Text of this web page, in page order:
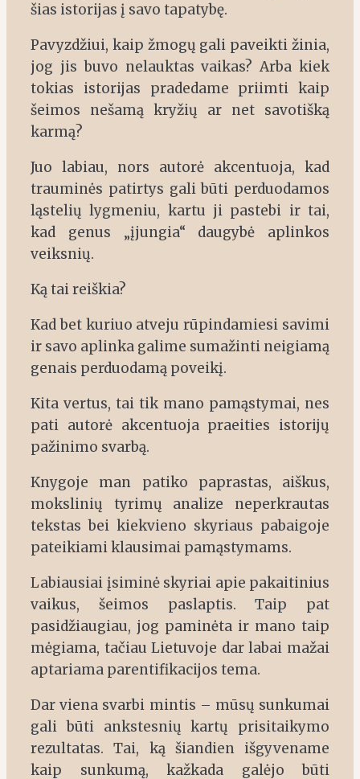
šias istorijas į savo tapatybę.
Pavyzdžiui, kaip žmogų gali paveikti žinia,
jog jis buvo nelauktas vaikas? Arba kiek
tokias istorijas pradedame priimti kaip
šeimos nešamą kryžių ar net savotišką
karmą?
Juo labiau, nors autorė akcentuoja, kad
trauminės patirtys gali būti perduodamos
ląstelių lygmeniu, kartu ji pastebi ir tai,
kad genus „įjungia“ daugybė aplinkos
veiksnių.
Ką tai reiškia?
Kad bet kuriuo atveju rūpindamiesi savimi
ir savo aplinka galime sumažinti neigiamą
genais perduodamą poveikį.
Kita vertus, tai tik mano pamąstymai, nes
pati autorė akcentuoja praeities istorijų
pažinimo svarbą.
Knygoje man patiko paprastas, aiškus,
mokslinių tyrimų analize neperkrautas
tekstas bei kiekvieno skyriaus pabaigoje
pateikiami klausimai pamąstymams.
Labiausiai įsiminė skyriai apie pakaitinius
vaikus, šeimos paslaptis. Taip pat
pasidžiaugiau, jog paminėta ir mano taip
mėgiama, tačiau Lietuvoje dar labai mažai
aptariama parentifikacijos tema.
Dar viena svarbi mintis – mūsų sunkumai
gali būti ankstesnių kartų prisitaikymo
rezultatas. Tai, ką šiandien išgyvename
kaip sunkumą, kažkada galėjo būti